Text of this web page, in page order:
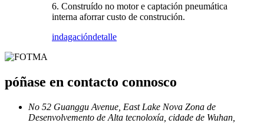
6. Construído no motor e captación pneumática
interna aforrar custo de construción.
indagacióndetalle
póñase en contacto connosco
No 52 Guanggu Avenue, East Lake Nova Zona de
Desenvolvemento de Alta tecnoloxía, cidade de Wuhan,